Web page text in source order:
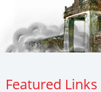
Featured Links